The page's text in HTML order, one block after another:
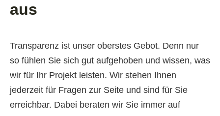
aus
Transparenz ist unser oberstes Gebot. Denn nur
so fühlen Sie sich gut aufgehoben und wissen, was
wir für Ihr Projekt leisten. Wir stehen Ihnen
jederzeit für Fragen zur Seite und sind für Sie
erreichbar. Dabei beraten wir Sie immer auf